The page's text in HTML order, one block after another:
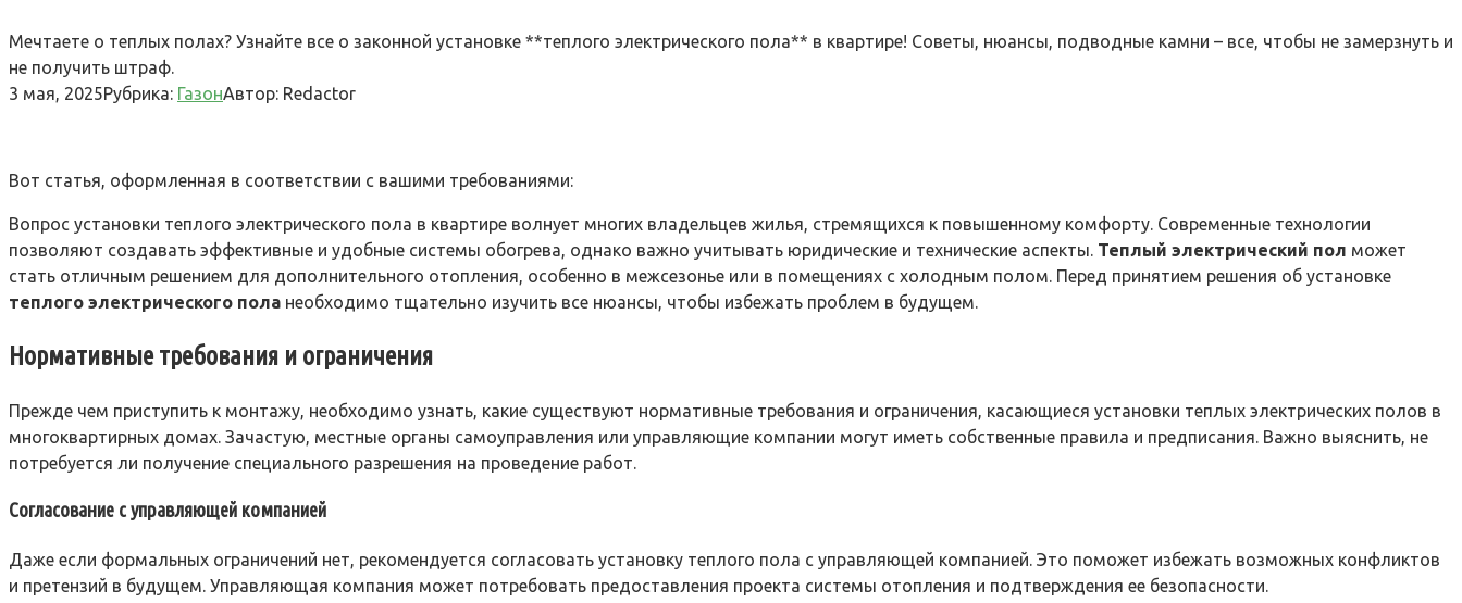
Мечтаете о теплых полах? Узнайте все о законной установке **теплого электрического пола** в квартире! Советы, нюансы, подводные камни – все, чтобы не замерзнуть и
не получить штраф.
3 мая, 2025Рубрика: ГазонАвтор: Redactor
Вот статья, оформленная в соответствии с вашими требованиями:
Вопрос установки теплого электрического пола в квартире волнует многих владельцев жилья, стремящихся к повышенному комфорту. Современные технологии
позволяют создавать эффективные и удобные системы обогрева, однако важно учитывать юридические и технические аспекты. Теплый электрический пол может
стать отличным решением для дополнительного отопления, особенно в межсезонье или в помещениях с холодным полом. Перед принятием решения об установке
теплого электрического пола необходимо тщательно изучить все нюансы, чтобы избежать проблем в будущем.
Нормативные требования и ограничения
Прежде чем приступить к монтажу, необходимо узнать, какие существуют нормативные требования и ограничения, касающиеся установки теплых электрических полов в
многоквартирных домах. Зачастую, местные органы самоуправления или управляющие компании могут иметь собственные правила и предписания. Важно выяснить, не
потребуется ли получение специального разрешения на проведение работ.
Согласование с управляющей компанией
Даже если формальных ограничений нет, рекомендуется согласовать установку теплого пола с управляющей компанией. Это поможет избежать возможных конфликтов
и претензий в будущем. Управляющая компания может потребовать предоставления проекта системы отопления и подтверждения ее безопасности.